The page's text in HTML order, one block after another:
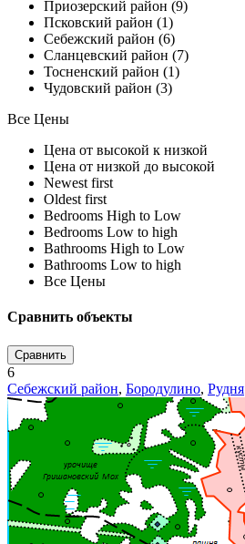
Приозерский район (9)
Псковский район (1)
Себежский район (6)
Сланцевский район (7)
Тосненский район (1)
Чудовский район (3)
Все Цены
Цена от высокой к низкой
Цена от низкой до высокой
Newest first
Oldest first
Bedrooms High to Low
Bedrooms Low to high
Bathrooms High to Low
Bathrooms Low to high
Все Цены
Сравнить объекты
Сравнить
6
Себежский район, Бородулино, Рудня